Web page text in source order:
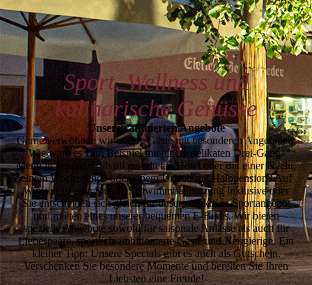
Sport, Wellness und
kulinarische Genüsse
Unsere raffinierten Angebote
Gerne verwöhnen wir unsere Gäste mit besonderen Angeboten.
Wie wäre es zum Beispiel mit einem delikaten Drei-Gang-
Menü in unserem stilvoll gestalteten Hotel oder mit einer Nacht,
einem Wochen­ende oder einem Urlaub mit Halbpension? Auf
Wunsch ist eine Stunde Schwimmbadnutzung inklu­sive oder
Sie entscheiden sich gleich für unser attraktives Sportangebot
und mieten eines unserer bequemen E-Bikes. Wir bieten
spezielle Angebote sowohl für saisonale Anlässe als auch für
Liebes­paare, sportlich ambitionierte Gäste und Neugierige. Ein
kleiner Tipp: Unsere Specials gibt es auch als Gutschein.
Verschenken Sie besondere Momente und bereiten Sie Ihren
Liebsten eine Freude!